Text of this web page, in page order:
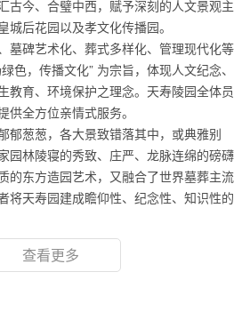
古今、合璧中西，赋予深刻的人文景观主
后花园以及孝文化传播园。
墓碑艺术化、葬式多样化、管理现代化等
色，传播文化” 为宗旨，体现人文纪念、
教育、环境保护之理念。天寿陵园全体员
供全方位亲情式服务。
郁葱葱，各大景致错落其中，或典雅别
园林陵寝的秀致、庄严、龙脉连绵的磅礴
的东方造园艺术，又融合了世界墓葬主流
将天寿园建成瞻仰性、纪念性、知识性的
查看更多